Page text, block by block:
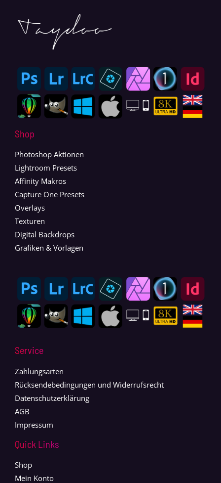
Shop
Photoshop Aktionen
Lightroom Presets
Affinity Makros
Capture One Presets
Overlays
Texturen
Digital Backdrops
Grafiken & Vorlagen
Service
Zahlungsarten
Rücksendebedingungen und Widerrufsrecht
Datenschutzerklärung
AGB
Impressum
Quick Links
Shop
Mein Konto